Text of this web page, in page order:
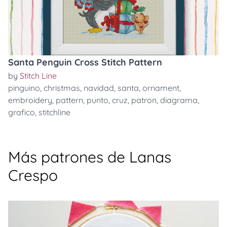
Santa Penguin Cross Stitch Pattern
by Stitch Line
pinguino, christmas, navidad, santa, ornament,
embroidery, pattern, punto, cruz, patron, diagrama,
grafico, stitchline
Más patrones de Lanas
Crespo